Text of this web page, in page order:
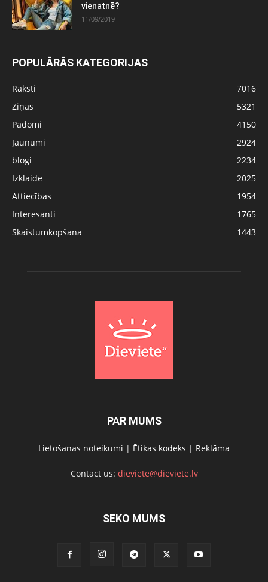
vienatnē?
11/09/2019
POPULĀRĀS KATEGORIJAS
Raksti
7016
Ziņas
5321
Padomi
4150
Jaunumi
2924
blogi
2234
Izklaide
2025
Attiecības
1954
Interesanti
1765
Skaistumkopšana
1443
PAR MUMS
Lietošanas noteikumi | Ētikas kodeks | Reklāma
Contact us: dieviete@dieviete.lv
SEKO MUMS